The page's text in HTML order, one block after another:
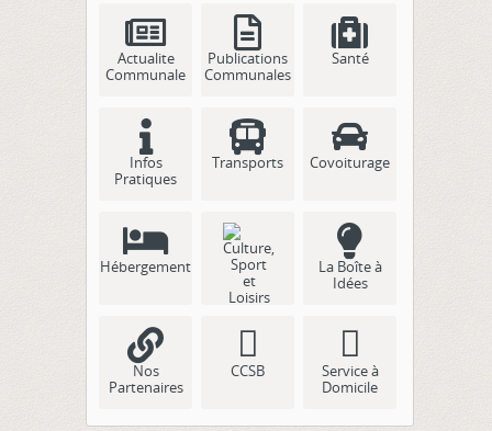
Actualite
Communale
Publications
Communales
Santé
Infos
Pratiques
Transports Covoiturage
Hébergement
et Loisirs
La Boîte à
Idées
Nos
Partenaires
CCSB
Service à
Domicile